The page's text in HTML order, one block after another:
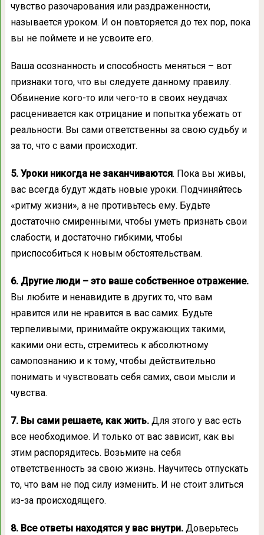
чувство разочарования или раздраженности,
называется уроком. И он повторяется до тех пор, пока
вы не поймете и не усвоите его.
Ваша осознанность и способность меняться – вот
признаки того, что вы следуете данному правилу.
Обвинение кого-то или чего-то в своих неудачах
расценивается как отрицание и попытка убежать от
реальности. Вы сами ответственны за свою судьбу и
за то, что с вами происходит.
5. Уроки никогда не заканчиваются. Пока вы живы,
вас всегда будут ждать новые уроки. Подчиняйтесь
«ритму жизни», а не противьтесь ему. Будьте
достаточно смиренными, чтобы уметь признать свои
слабости, и достаточно гибкими, чтобы
приспособиться к новым обстоятельствам.
6. Другие люди – это ваше собственное отражение.
Вы любите и ненавидите в других то, что вам
нравится или не нравится в вас самих. Будьте
терпеливыми, принимайте окружающих такими,
какими они есть, стремитесь к абсолютному
самопознанию и к тому, чтобы действительно
понимать и чувствовать себя самих, свои мысли и
чувства.
7. Вы сами решаете, как жить.Для этого у вас есть
все необходимое. И только от вас зависит, как вы
этим распорядитесь. Возьмите на себя
ответственность за свою жизнь. Научитесь отпускать
то, что вам не под силу изменить. И не стоит злиться
из-за происходящего.
8. Все ответы находятся у вас внутри.Доверьтесь